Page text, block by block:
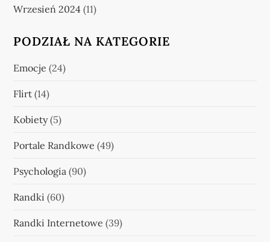
Wrzesień 2024 (11)
PODZIAŁ NA KATEGORIE
Emocje (24)
Flirt (14)
Kobiety(5)
Portale Randkowe (49)
Psychologia (90)
Randki (60)
Randki Internetowe (39)